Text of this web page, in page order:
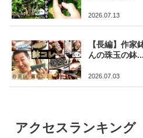
2026.07.13
【長編】作家
んの珠玉の鉢...
2026.07.03
アクセスランキング